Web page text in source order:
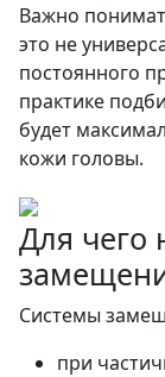
Важно
это не
постоянного
практике
будет
кожи головы.
Для чего
Системы
при